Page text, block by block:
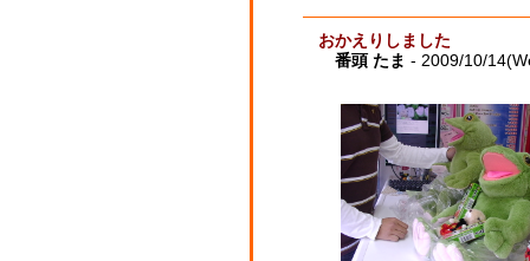
おかえりしました
番頭 たま - 2009/10/